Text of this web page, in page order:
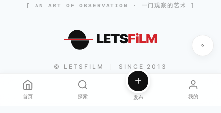
[ AN ART OF OBSERVATION · 一门观察的艺术 ]
LETSFiLM
© LETSFILM SINCE 2013
首页 探索 发布 我的